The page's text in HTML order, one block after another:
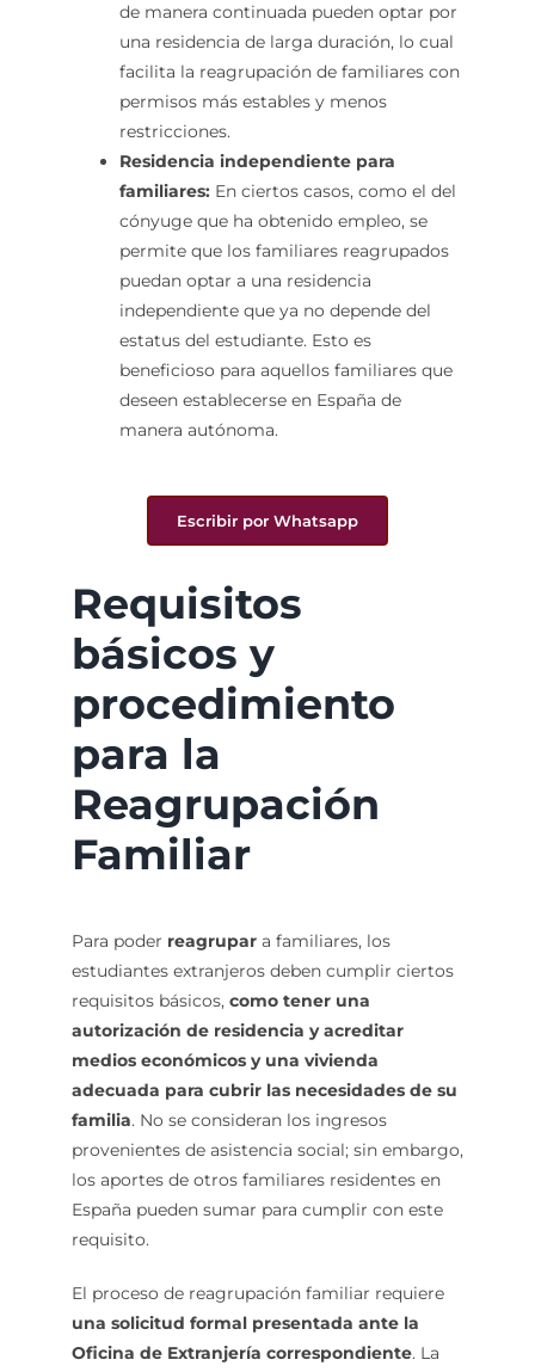
de manera continuada pueden optar por
una residencia de larga duración, lo cual
facilita la reagrupación de familiares con
permisos más estables y menos
restricciones.
Residencia independiente para
familiares:En ciertos casos, como el del
cónyuge que ha obtenido empleo, se
permite que los familiares reagrupados
puedan optar a una residencia
independiente que ya no depende del
estatus del estudiante. Esto es
beneficioso para aquellos familiares que
deseen establecerse en España de
manera autónoma.
Escribir por Whatsapp
Requisitos
básicos y
procedimiento
para la
Reagrupación
Familiar
Para poder reagrupara familiares, los
estudiantes extranjeros deben cumplir ciertos
requisitos básicos, como tener una
autorización de residencia y acreditar
medios económicos y una vivienda
adecuada para cubrir las necesidades de su
familia. No se consideran los ingresos
provenientes de asistencia social; sin embargo,
los aportes de otros familiares residentes en
España pueden sumar para cumplir con este
requisito.
El proceso de reagrupación familiar requiere
una solicitud formal presentada ante la
Oficina de Extranjería correspondiente. La